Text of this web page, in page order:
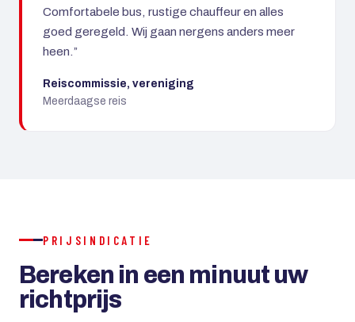
Comfortabele bus, rustige chauffeur en alles
goed geregeld. Wij gaan nergens anders meer
heen.”
Reiscommissie, vereniging
Meerdaagse reis
PRIJSINDICATIE
Bereken in een minuut uw
richtprijs